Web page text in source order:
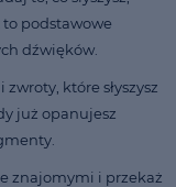
podstawowe
dźwięków.
zwroty, które słyszysz
już opanujesz
znajomymi i przekaż